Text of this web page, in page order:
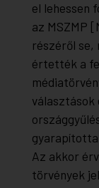
el lehessen
az MSZMP
részéről se,
értették a
választások
Az akkor
törvények